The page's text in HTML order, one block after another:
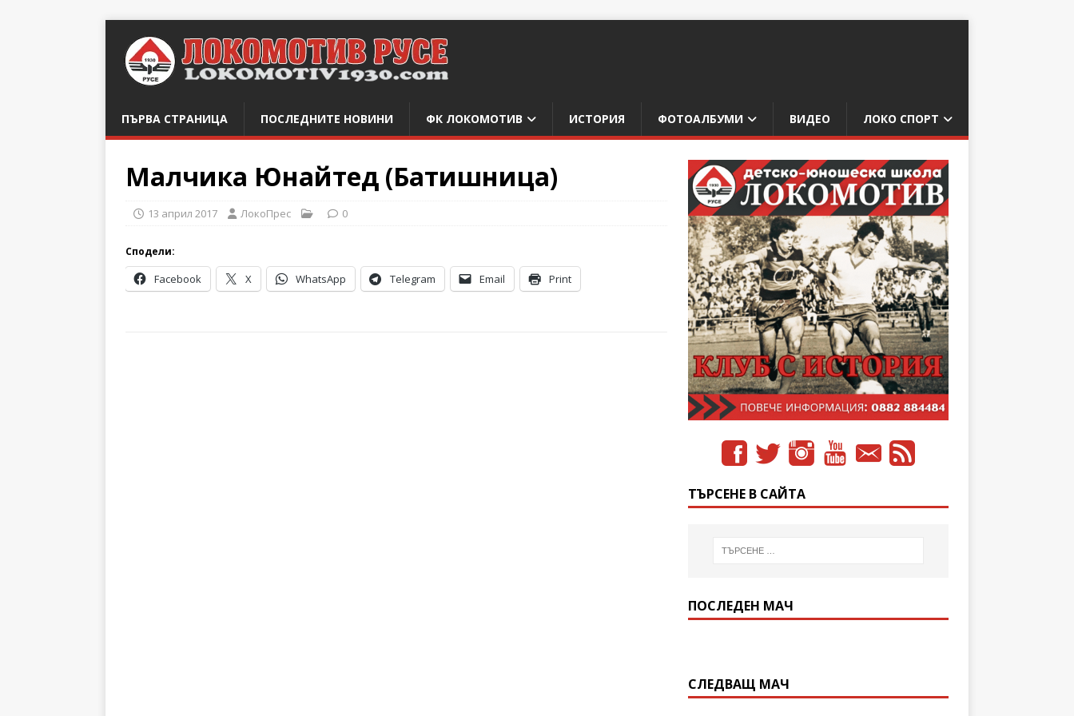
ПЪРВА СТРАНИЦА ПОСЛЕДНИТЕ НОВИНИ ФК ЛОКОМОТИВ ИСТОРИЯ ФОТОАЛБУМИ ВИДЕО ЛОКО СПОРТ
Малчика Юнайтед (Батишница)
13 април 2017 ЛокоПрес 0
Сподели:
Facebook X WhatsApp Telegram Email Print
ТЪРСЕНЕ В САЙТА
ПОСЛЕДЕН МАЧ
СЛЕДВАЩ МАЧ